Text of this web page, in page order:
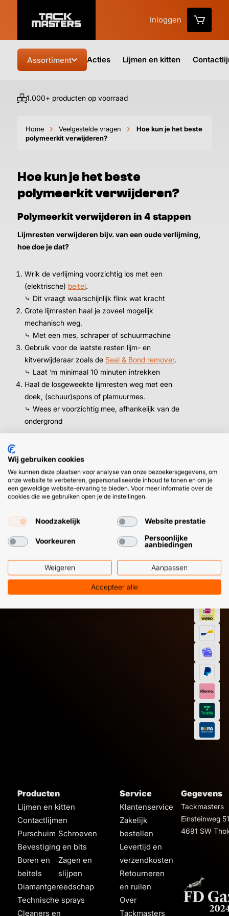
Inloggen
Assortiment Acties Lijmen en kitten
1.000+ producten op voorraad
Home Veelgestelde vragen
Hoe kun je het beste
polymeerkit verwijderen?
Hoe kun je het beste
polymeerkit verwijderen?
Polymeerkit verwijderen in 4 stappen
Lijmresten verwijderen bijv. van een oude verlijming,
hoe doe je dat?
Wrik de verlijming voorzichtig los met een
(elektrische) beitel.
⤷ Dit vraagt waarschijnlijk flink wat kracht
Grote lijmresten haal je zoveel mogelijk
mechanisch weg.
⤷ Met een mes, schraper of schuurmachine
Gebruik voor de laatste resten lijm- en
kitverwijderaar zoals deSeal & Bond remover.
⤷ Laat ‘m minimaal 10 minuten intrekken
Haal de losgeweekte lijmresten weg met een
doek, (schuur)spons of plamuurmes.
⤷ Wees er voorzichtig mee, afhankelijk van de
ondergrond
langer intrekken of verwijder eerst meer lijm mechanisch.
HULP OF ADVIES NODIG?
Klantenservice
+31 (0) 85 303
7224
WhatsApp
12 09 51
BETAAL
EN SNEL
Producten
Lijmen en kitten
Contactlijmen
Purschuim Schroeven
Bevestiging en bits
Boren en
beitels
Zagen en
slijpen
Diamantgereedschap
Technische sprays
Cleaners en
Service
Klantenservice
Zakelijk
bestellen
Levertijd en
verzendkosten
Retourneren
en ruilen
Over
Tackmasters
Gegevens
Tackmasters
Einsteinweg 51
4691 SW
Wij gebruiken cookies
We kunnen deze plaatsen voor analyse van onze bezoekersgegevens, om
onze website te verbeteren, gepersonaliseerde inhoud te tonen en om je
een geweldige website-ervaring te bieden. Voor meer informatie over de
cookies die we gebruiken open je de instellingen.
Noodzakelijk Website prestatie
Voorkeuren
Persoonlijke
aanbiedingen
Weigeren Aanpassen
Accepteer alle